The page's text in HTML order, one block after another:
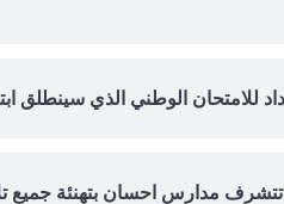
تتشرف مدارس احسان بتهنئة جميع